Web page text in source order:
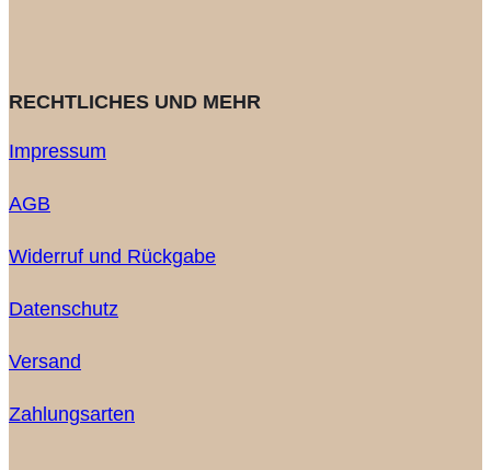
RECHTLICHES UND MEHR
Impressum
AGB
Widerruf und Rückgabe
Datenschutz
Versand
Zahlungsarten